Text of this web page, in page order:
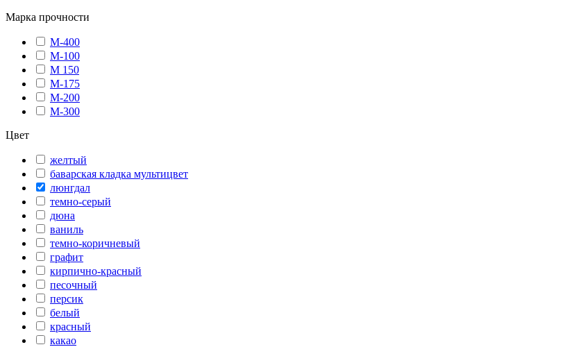
Марка прочности
М-400
М-100
М 150
М-175
М-200
М-300
Цвет
желтый
баварская кладка мультицвет
люнгдал
темно-серый
дюна
ваниль
темно-коричневый
графит
кирпично-красный
песочный
персик
белый
красный
какао